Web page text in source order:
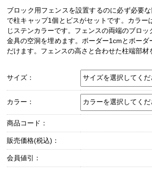
ブロック用フェンスを設置するのに必ず必要
で柱キャップ1個とビスがセットです。カラー
じステンカラーです。フェンスの両端のブロ
金具の空洞を埋めます。ボーダー1cmとボーダ
だけます。フェンスの高さと合わせた柱端部材
サイズ：
カラー：
商品コード：
販売価格(税込)：
会員値引：